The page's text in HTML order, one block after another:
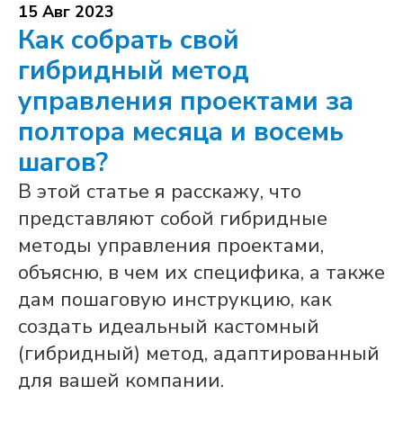
15 Авг 2023
Как собрать свой
гибридный метод
управления проектами за
полтора месяца и восемь
шагов?
В этой статье я расскажу, что
представляют собой гибридные
методы управления проектами,
объясню, в чем их специфика, а также
дам пошаговую инструкцию, как
создать идеальный кастомный
(гибридный) метод, адаптированный
для вашей компании.